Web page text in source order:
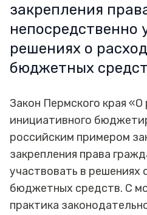
закрепления
непосредственно
решениях о
бюджетных
Закон Пермского края
инициативного
российским примером
закрепления права
участвовать в решениях
бюджетных средств. С
практика